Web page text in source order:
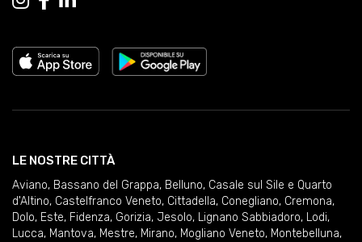
LE NOSTRE CITTÀ
Aviano, Bassano del Grappa, Belluno, Casale sul Sile e Quarto
d'Altino, Castelfranco Veneto, Cittadella, Conegliano, Cremona,
Dolo, Este, Fidenza, Gorizia, Jesolo, Lignano Sabbiadoro, Lodi,
Lucca, Mantova, Mestre, Mirano, Mogliano Veneto, Montebelluna,